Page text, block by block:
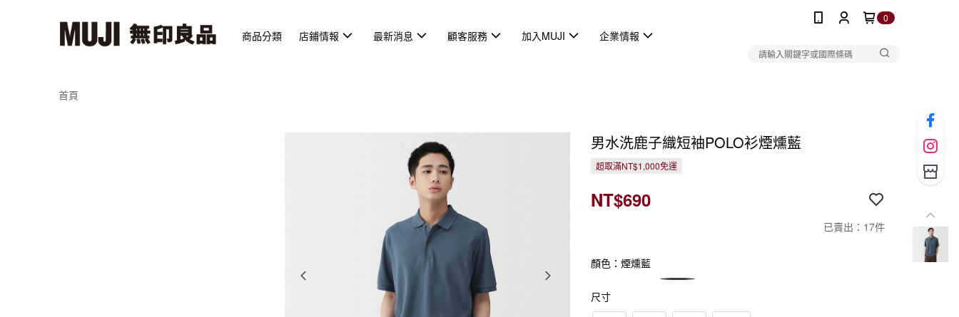
0
商品分類 店鋪情報 最新消息 顧客服務 加入MUJI 企業情報
首頁
男水洗鹿子織短袖POLO衫煙燻藍
超取滿NT$1,000免運
NT$690
已賣出：17件
顏色：煙燻藍
尺寸